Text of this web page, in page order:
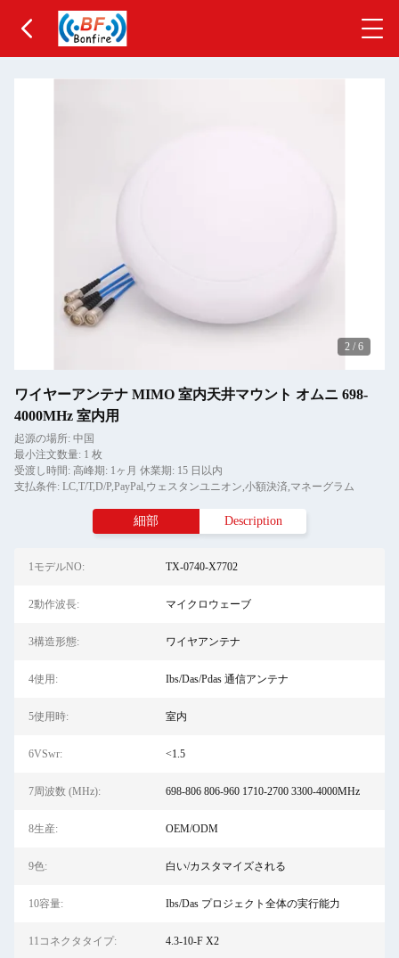
2 / 6
ワイヤーアンテナ MIMO 室内天井マウント オムニ 698-
4000MHz 室内用
起源の場所: 中国
最小注文数量: 1 枚
受渡し時間: 高峰期: 1ヶ月 休業期: 15 日以内
支払条件: LC,T/T,D/P,PayPal,ウェスタンユニオン,小額決済,マネーグラム
細部 Description
1モデルNO: TX-0740-X7702
2動作波長: マイクロウェーブ
3構造形態: ワイヤアンテナ
4使用: Ibs/Das/Pdas 通信アンテナ
5使用時: 室内
6VSwr: <1.5
7周波数 (MHz): 698-806 806-960 1710-2700 3300-4000MHz
8生産: OEM/ODM
9色: 白い/カスタマイズされる
10容量: Ibs/Das プロジェクト全体の実行能力
11コネクタタイプ: 4.3-10-F X2